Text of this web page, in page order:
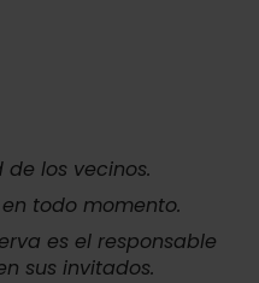
los vecinos.
todo momento.
es el responsable
sus invitados.